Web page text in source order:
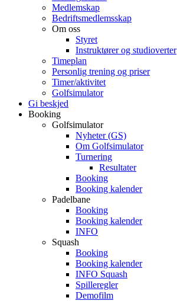
Medlemskap
Bedriftsmedlemsskap
Om oss
Styret
Instruktører og studioverter
Timeplan
Personlig trening og priser
Timer/aktivitet
Golfsimulator
Gi beskjed
Booking
Golfsimulator
Nyheter (GS)
Om Golfsimulator
Turnering
Resultater
Booking
Booking kalender
Padelbane
Booking
Booking kalender
INFO
Squash
Booking
Booking kalender
INFO Squash
Spilleregler
Demofilm